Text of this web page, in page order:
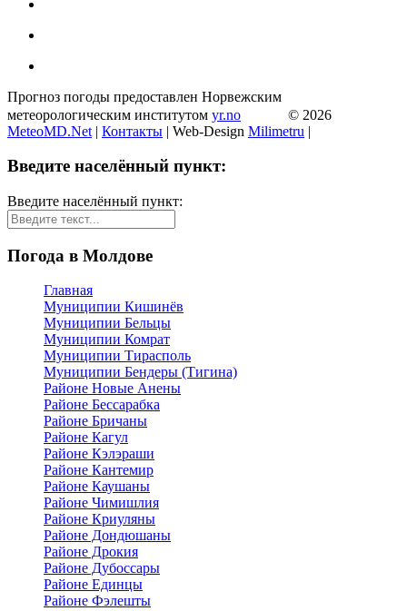
Прогноз погоды предоставлен Норвежским
метеорологическим институтом yr.no
© 2026
MeteoMD.Net | Контакты | Web-Design Milimetru |
Введите населённый пункт:
Введите населённый пункт:
Погода в Молдове
Главная
Муниципии Кишинёв
Муниципии Бельцы
Муниципии Комрат
Муниципии Тирасполь
Муниципии Бендеры (Тигина)
Районе Новые Анены
Районе Бессарабка
Районе Бричаны
Районе Кагул
Районе Кэлэраши
Районе Кантемир
Районе Каушаны
Районе Чимишлия
Районе Криуляны
Районе Дондюшаны
Районе Дрокия
Районе Дубоссары
Районе Единцы
Районе Фэлешты